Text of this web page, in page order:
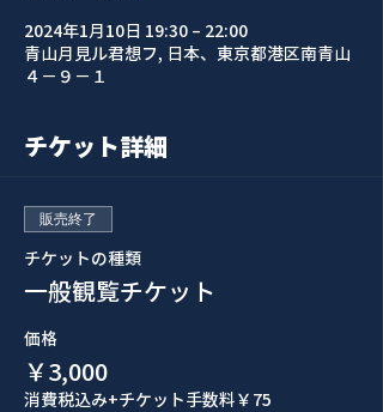
2024年1月10日 19:30 – 22:00
青山月見ル君想フ, 日本、東京都港区南青山
４−９−１
チケット詳細
販売終了
チケットの種類
一般観覧チケット
価格
￥3,000
消費税込み+チケット手数料￥75